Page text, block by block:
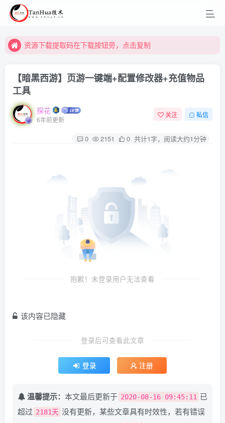
资源下载提取码在下载按钮旁，点击复制
资源下载提取码在下载按钮旁，点击复制
【暗黑西游】页游一键端+配置修改器+充值物品
工具
探花
6年前更新
关注 私信
0 2151 0 共计1字，阅读大约1分钟
抱歉！未登录用户无法查看
该内容已隐藏
登录后可查看此文章
登录 注册
温馨提示： 本文最后更新于 2020-08-16 09:45:11 已
超过 2181天 没有更新，某些文章具有时效性，若有错误